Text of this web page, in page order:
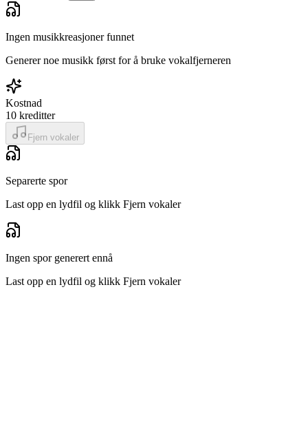
Ingen musikkreasjoner funnet
Generer noe musikk først for å bruke vokalfjerneren
Kostnad
10 kreditter
Fjern vokaler
Separerte spor
Last opp en lydfil og klikk Fjern vokaler
Ingen spor generert ennå
Last opp en lydfil og klikk Fjern vokaler